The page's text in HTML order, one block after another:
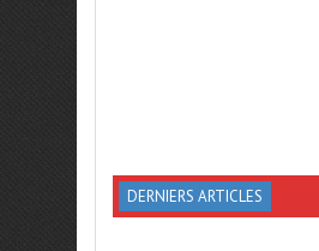
DERNIERS ARTICLES